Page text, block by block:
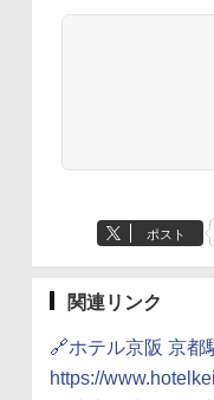
ポスト
関連リンク
🔗ホテル京阪 京都
https://